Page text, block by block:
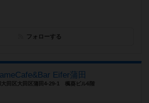
フォローする
Eifer蒲田
大田区大田区蒲田4-29-1 楓葵ビル6階